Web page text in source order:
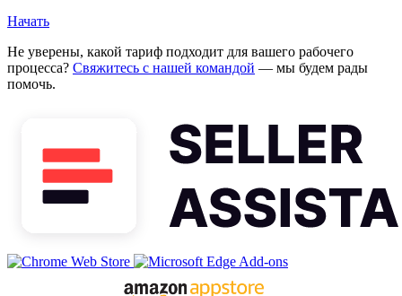
Начать
Не уверены, какой тариф подходит для вашего рабочего
процесса? Свяжитесь с нашей командой — мы будем рады
помочь.